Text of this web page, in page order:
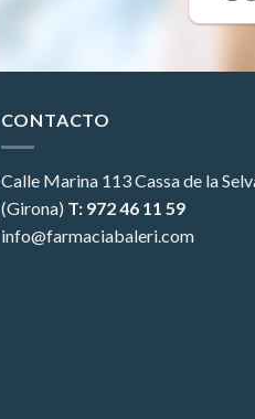
CONTACTO
Calle Marina 113Cassa de la
(Girona) T: 972 46 11 59
info@farmaciabaleri.com